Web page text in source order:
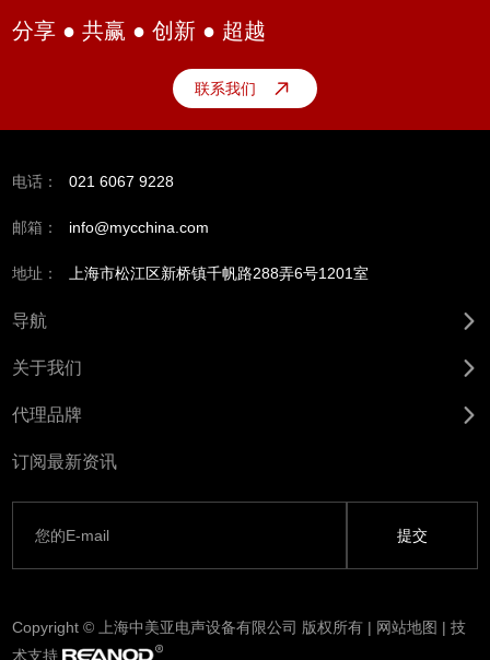
分享 ● 共赢 ● 创新 ● 超越
联系我们
电话： 021 6067 9228
邮箱： info@mycchina.com
地址： 上海市松江区新桥镇千帆路288弄6号1201室
导航
关于我们
代理品牌
订阅最新资讯
Copyright © 上海中美亚电声设备有限公司 版权所有 | 网站地图 | 技
术支持